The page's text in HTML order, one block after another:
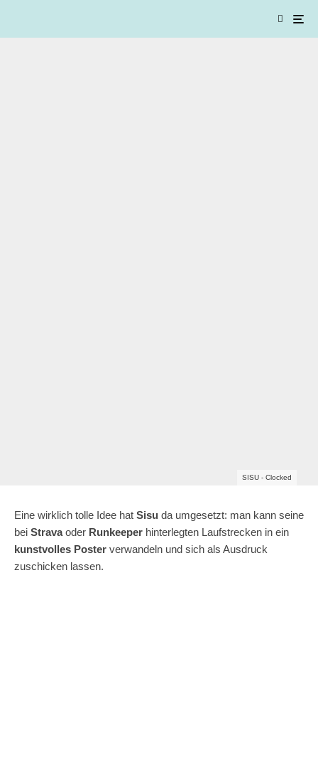
SISU - Clocked
Eine wirklich tolle Idee hat Sisu da umgesetzt: man kann seine
bei Stravaoder Runkeeper hinterlegten Laufstrecken in ein
kunstvolles Poster verwandeln und sich als Ausdruck
zuschicken lassen.